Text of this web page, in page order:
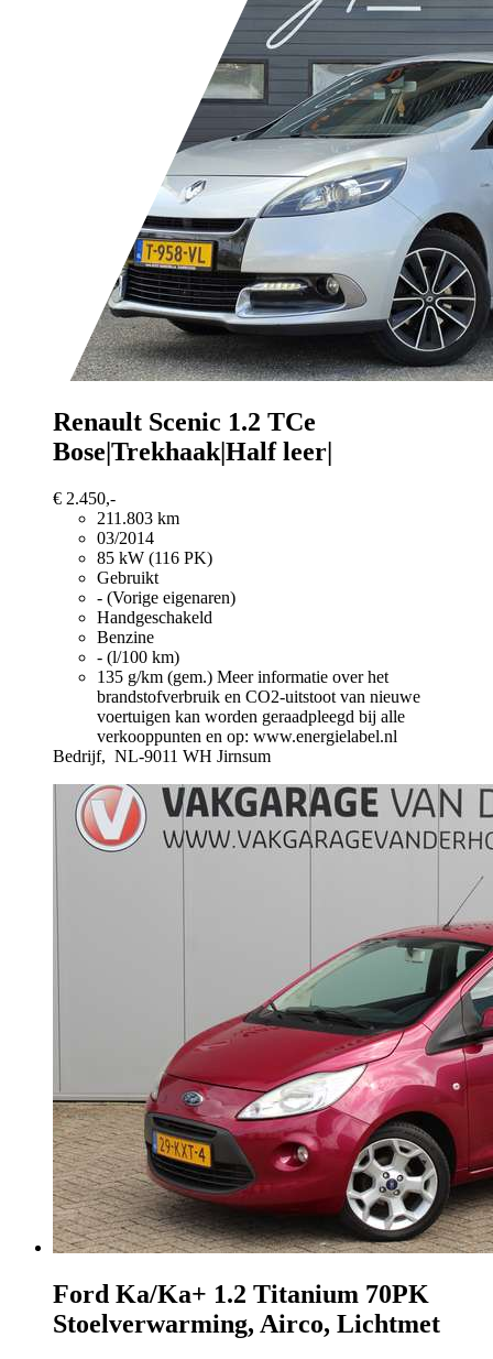
Renault Scenic 1.2 TCe
Bose|Trekhaak|Half leer|
€ 2.450,-
211.803 km
03/2014
85 kW (116 PK)
Gebruikt
- (Vorige eigenaren)
Handgeschakeld
Benzine
- (l/100 km)
135 g/km (gem.) Meer informatie over het
brandstofverbruik en CO2-uitstoot van nieuwe
voertuigen kan worden geraadpleegd bij alle
verkooppunten en op: www.energielabel.nl
Bedrijf, NL-9011 WH Jirnsum
Ford Ka/Ka+ 1.2 Titanium 70PK
Stoelverwarming, Airco, Lichtmet